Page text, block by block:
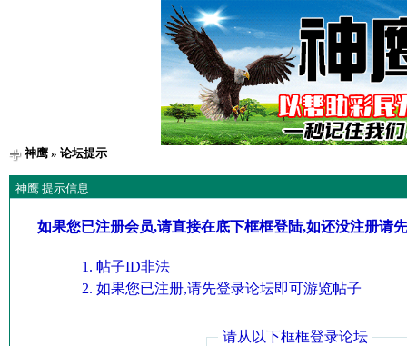
神鹰» 论坛提示
神鹰 提示信息
如果您已注册会员,请直接在底下框框登陆,如还没注册请
帖子ID非法
如果您已注册,请先登录论坛即可游览帖子
请从以下框框登录论坛